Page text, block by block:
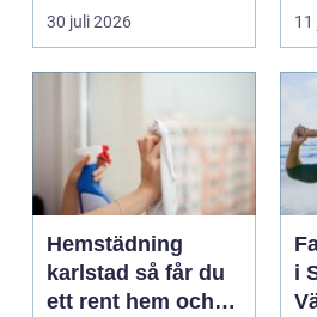
läckande slan...
30 juli 2026 11
Hemstädning
karlstad så får du
ett rent hem och
i